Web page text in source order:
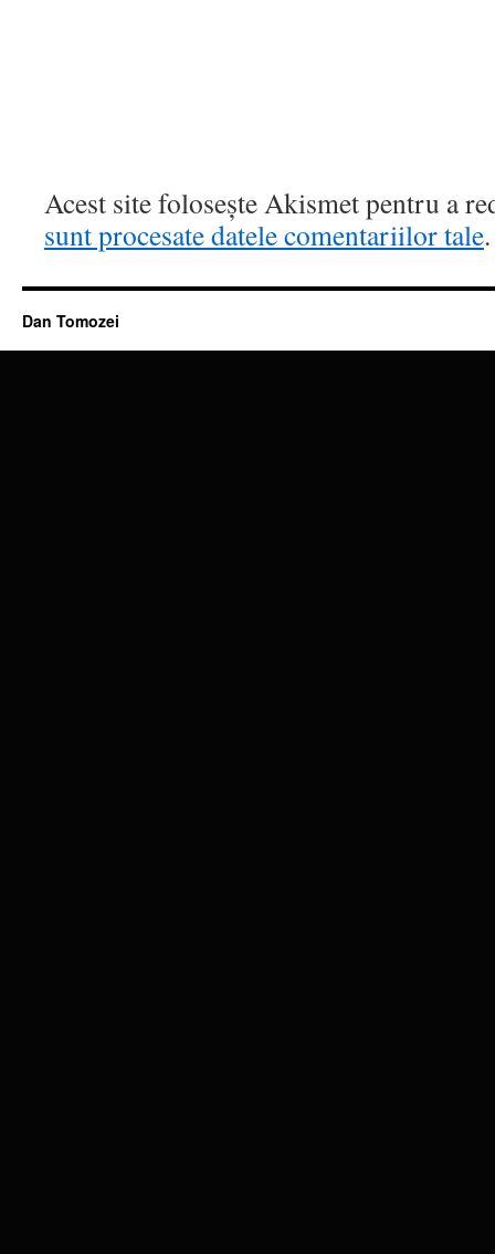
Acest site folosește Akismet pentru a
sunt procesate datele comentariilor tale.
Dan Tomozei